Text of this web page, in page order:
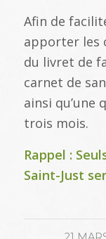
Afin de
apporter les
du livret de
carnet de
ainsi qu’une
trois mois.
Rappel :
Saint-Just